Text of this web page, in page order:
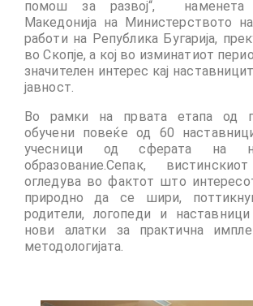
помош за развој“, наменета
Македонија на Министерството
работи на Република Бугарија,
во Скопје, а кој во изминатиот
значителен интерес кај
јавност.
Во рамки на првата етапа од
обучени повеќе од 60
учесници од сферата на
образование.Сепак,
огледува во фактот што
природно да се шири,
родители, логопеди и
нови алатки за практична
методологијата.